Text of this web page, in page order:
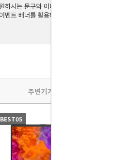
주변기기
BEST05